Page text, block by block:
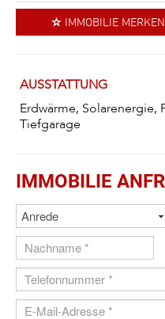
IMMOBILIE MERKEN
AUSSTATTUNG
Erdwärme, Solarenergie,
Tiefgarage
IMMOBILIE